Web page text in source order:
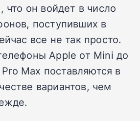
что он войдет в число
поступивших в
все не так просто.
Apple от Mini до
Max поставляются в
вариантов, чем